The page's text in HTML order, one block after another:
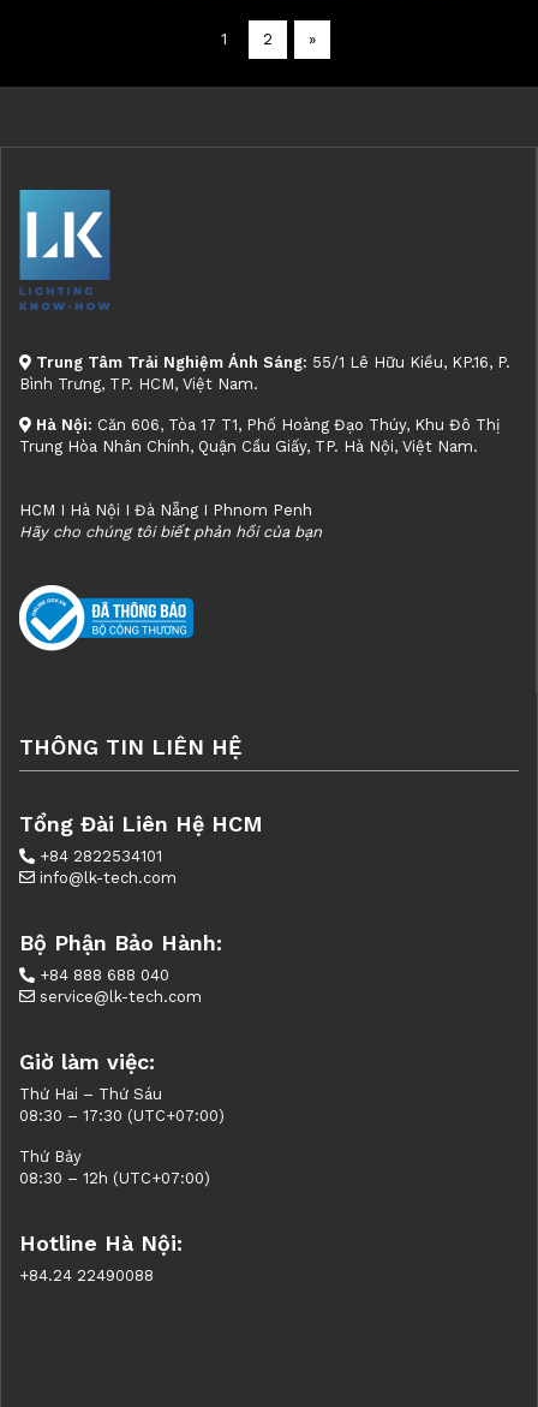
1 2 »
Trung Tâm Trải Nghiệm Ánh Sáng: 55/1 Lê Hữu Kiều, KP.16, P.
Bình Trưng, TP. HCM, Việt Nam.
Hà Nội: Căn 606, Tòa 17 T1, Phố Hoàng Đạo Thúy, Khu Đô Thị
Trung Hòa Nhân Chính, Quận Cầu Giấy, TP. Hà Nội, Việt Nam.
HCM I Hà Nội I Đà Nẵng I Phnom Penh
Hãy cho chúng tôi biết phản hồi của bạn
THÔNG TIN LIÊN HỆ
Tổng Đài Liên Hệ HCM
+84 2822534101
info@lk-tech.com
Bộ Phận Bảo Hành:
+84 888 688 040
service@lk-tech.com
Giờ làm việc:
Thứ Hai – Thứ Sáu
08:30 – 17:30 (UTC+07:00)
Thứ Bảy
08:30 – 12h (UTC+07:00)
Hotline Hà Nội:
+84.24 22490088